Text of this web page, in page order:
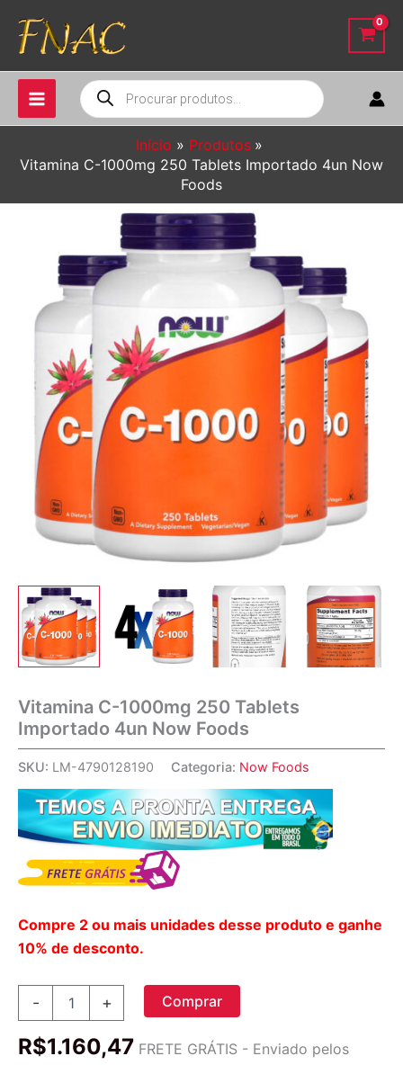
para
conteúdo
Pesquisar
produtos
Início
Produtos
Vitamina C-1000mg 250 Tablets Importado 4un Now
Foods
Vitamina C-1000mg 250 Tablets
Importado 4un Now Foods
SKU: LM-4790128190 Categoria: Now Foods
Compre 2 ou mais unidades desse produto e ganhe
10% de desconto.
-
250
+ Comprar
R$1.160,47 FRETE GRÁTIS - Enviado pelos